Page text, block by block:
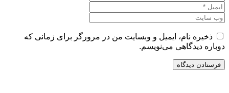
ذخیره نام، ایمیل و وبسایت من در مرورگر برای زمانی که
دوباره دیدگاهی می‌نویسم.